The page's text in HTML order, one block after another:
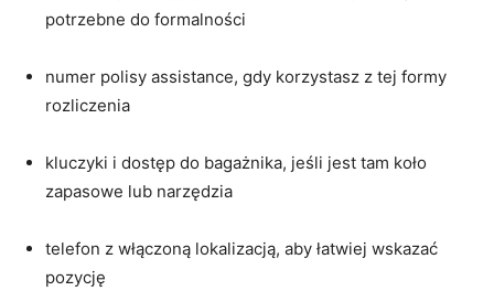
potrzebne do formalności
numer polisy assistance, gdy korzystasz z tej formy
rozliczenia
kluczyki i dostęp do bagażnika, jeśli jest tam koło
zapasowe lub narzędzia
telefon z włączoną lokalizacją, aby łatwiej wskazać
pozycję